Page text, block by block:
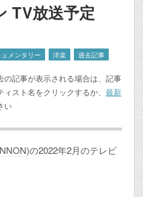
TV放送予定
ュメンタリー 洋楽 過去記事
記事が表示される場合は、記事
スト名をクリックするか、 最新
い
)の2022年2月のテレビ